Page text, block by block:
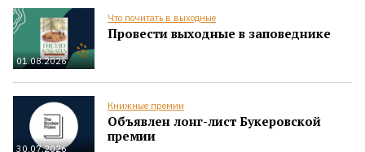
01.08.2026
Что почитать в выходные
Провести выходные в заповеднике
30.07.2026
Книжные премии
Объявлен лонг-лист Букеровской
премии